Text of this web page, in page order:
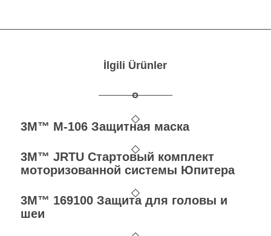
İlgili Ürünler
3M™ M-106 Защитная маска
3M™ JRTU Стартовый комплект
моторизованной системы Юпитера
3M™ 169100 Защита для головы и
шеи